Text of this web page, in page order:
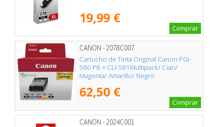
19,99 €
Comprar
CANON - 2078C007
Cartucho de Tinta Original Canon PGI-
580 PB + CLI-581Multipack/ Cian/
Magenta/ Amarillo/ Negro
62,50 €
Comprar
CANON - 2024C001